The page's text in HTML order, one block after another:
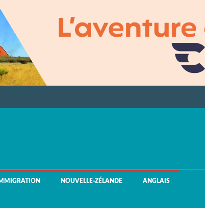
NOUVELLE-ZÉLANDE ANGLAIS